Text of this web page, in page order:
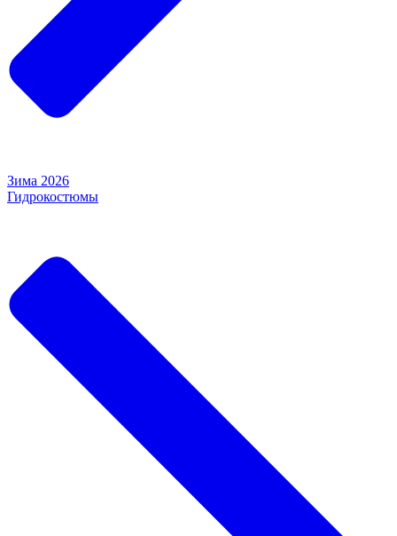
Зима 2026
Гидрокостюмы